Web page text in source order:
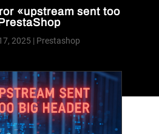
«upstream sent too
2025| Prestashop